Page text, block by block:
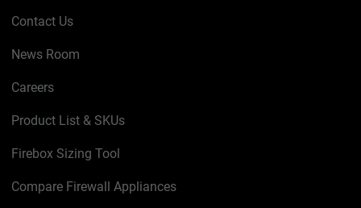
Contact Us
News Room
Careers
Product List & SKUs
Firebox Sizing Tool
Compare Firewall Appliances